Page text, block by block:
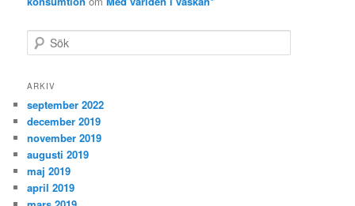
ö
ARKIV
september 2022
december 2019
november 2019
augusti 2019
maj 2019
april 2019